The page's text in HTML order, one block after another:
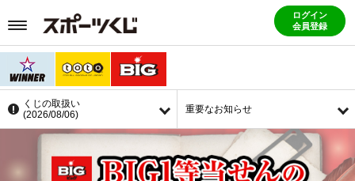
ログイン
会員登録
くじの取扱い
(2026/08/06)
重要なお知らせ